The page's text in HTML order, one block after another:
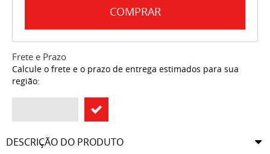
COMPRAR
Frete e Prazo
Calcule o frete e o prazo de entrega estimados para sua
região:
DESCRIÇÃO DO PRODUTO